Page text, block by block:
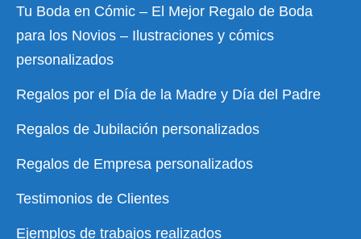
Tu Boda en Cómic – El Mejor Regalo de Boda
para los Novios – Ilustraciones y cómics
personalizados
Regalos por el Día de la Madre y Día del Padre
Regalos de Jubilación personalizados
Regalos de Empresa personalizados
Testimonios de Clientes
Ejemplos de trabajos realizados